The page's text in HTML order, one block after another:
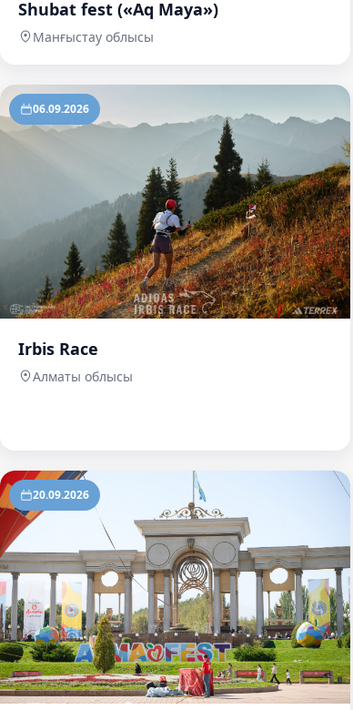
Shubat fest («Aq Maya»)
Манғыстау облысы
06.09.2026
Irbis Race
Алматы облысы
20.09.2026